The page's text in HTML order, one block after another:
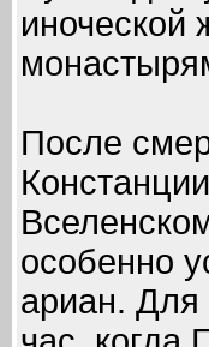
иноческой
После
особенно
ариан. Для